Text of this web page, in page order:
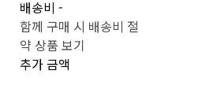
배송비-
함께 구매 시 배송비 절
약 상품 보기
추가 금액